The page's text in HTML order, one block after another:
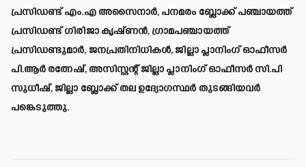
പ്രസിഡണ്ട് എം.എ അസൈനാര്‍, പനമരം ബ്ലോക്ക് പഞ്ചായത്ത്
പ്രസിഡണ്ട് ഗിരിജാ കൃഷ്ണന്‍, ഗ്രാമപഞ്ചായത്ത്
പ്രസിഡണ്ടുമാര്‍, ജനപ്രതിനിധികള്‍, ജില്ലാ പ്ലാനിംഗ് ഓഫീസര്‍
പി.ആര്‍ രത്നേഷ്, അസിസ്റ്റന്റ് ജില്ലാ പ്ലാനിംഗ് ഓഫീസര്‍ സി.പി
സുധീഷ്, ജില്ലാ ബ്ലോക്ക് തല ഉദ്യോഗസ്ഥര്‍ തുടങ്ങിയവര്‍
പങ്കെടുത്തു.